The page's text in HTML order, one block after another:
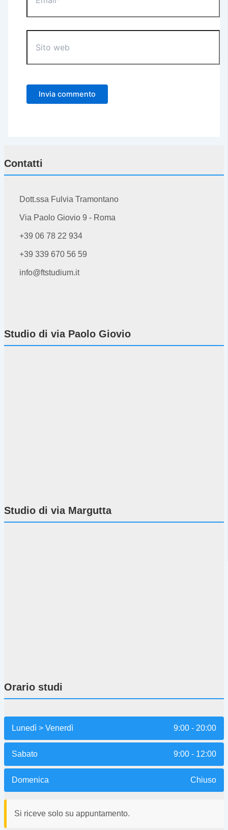
web
Contatti
Dott.ssa Fulvia Tramontano
Via Paolo Giovio 9 - Roma
+39 06 78 22 934
+39 339 670 56 59
info@ftstudium.it
Studio di via Paolo Giovio
Studio di via Margutta
Orario studi
Lunedì > Venerdì 9:00 - 20:00
Sabato 9:00 - 12:00
Domenica Chiuso
Si riceve solo su appuntamento.